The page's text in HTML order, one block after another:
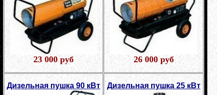
23 000 руб 26 000 руб
Дизельная пушка 90 кВт Дизельная пушка 25 кВт